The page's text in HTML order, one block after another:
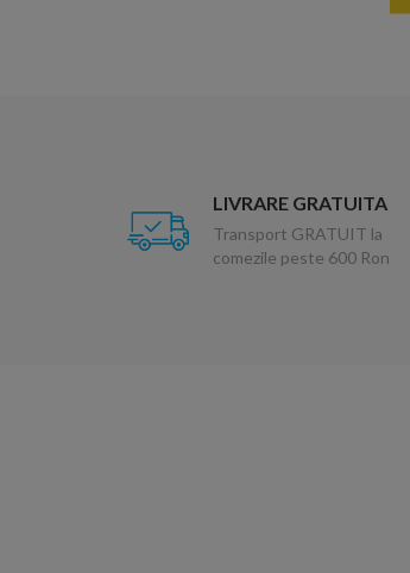
LIVRARE GRATUITA
Transport GRATUIT la
comezile peste 600 Ron